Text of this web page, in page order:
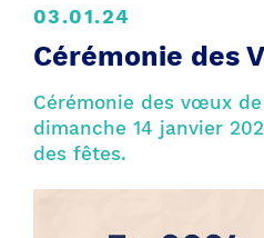
03.01.24
Cérémonie des
Cérémonie des vœux de
dimanche 14 janvier
des fêtes.